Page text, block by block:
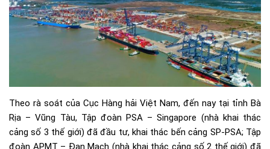
Theo rà soát của Cục Hàng hải Việt Nam, đến nay tại tỉnh Bà
Rịa – Vũng Tàu, Tập đoàn PSA – Singapore (nhà khai thác
cảng số 3 thế giới) đã đầu tư, khai thác bến cảng SP-PSA; Tập
đoàn APMT – Đan Mạch (nhà khai thác cảng số 2 thế giới) đã